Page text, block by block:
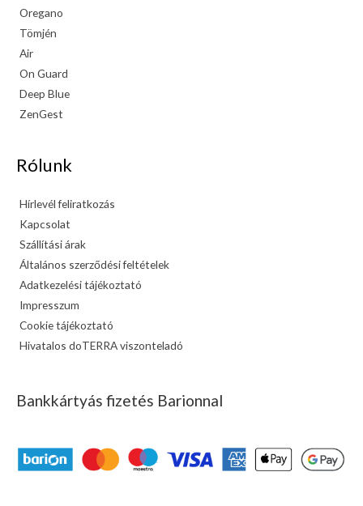
Oregano
Tömjén
Air
On Guard
Deep Blue
ZenGest
Rólunk
Hírlevél feliratkozás
Kapcsolat
Szállítási árak
Általános szerződési feltételek
Adatkezelési tájékoztató
Impresszum
Cookie tájékoztató
Hivatalos doTERRA viszonteladó
Bankkártyás fizetés Barionnal